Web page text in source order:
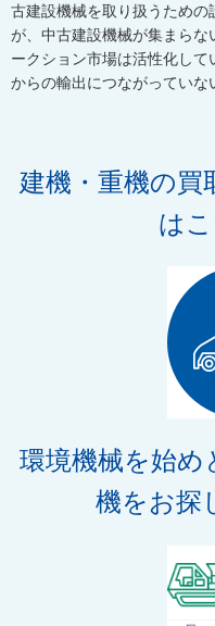
古建設機械を取り扱うための
が、中古建設機械が集まら
ークション市場は活性化し
からの輸出につながっていな
建機・重機の買
はこ
環境機械を始め
機をお探